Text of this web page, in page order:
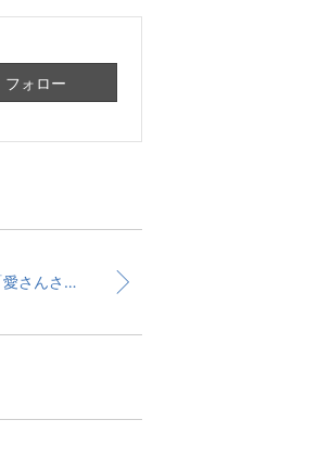
フォロー
七ヶ浜町 配食指定事業者「愛さんさん宅食」の宅配弁当